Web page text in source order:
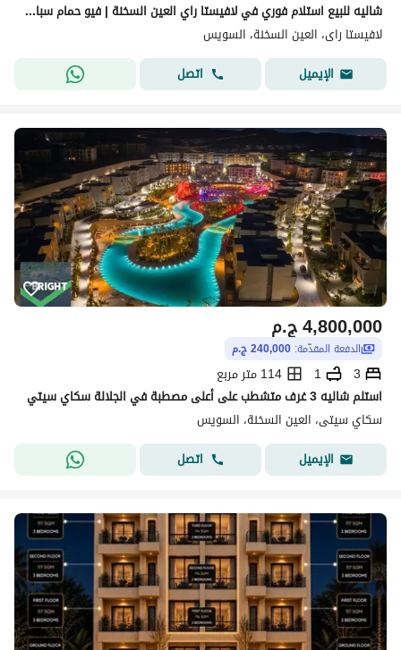
شاليه للبيع استلام فوري في لافيستا راي العين السخنة | فيو حمام سباحة مباشر
لافيستا راى، العين السخنة، السويس
الإيميل
اتصل
ج.م4,800,000
الدفعة المقدّمة: 240,000 ج.م
3
1
114 متر مربع
استلم شاليه 3 غرف متشطب على أعلى مصطبة في الجلالة سكاي سيتي
سكاي سيتى، العين السخنة، السويس
الإيميل
اتصل